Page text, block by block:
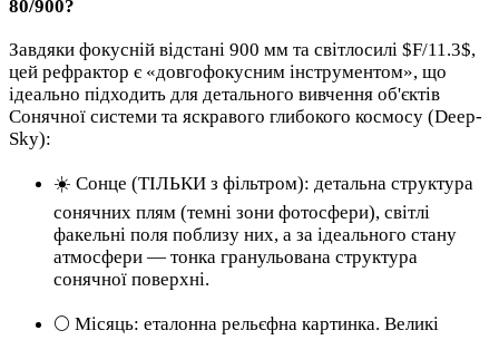
80/900?
Завдяки фокусній відстані 900 мм та світлосилі $F/11.3$,
цей рефрактор є «довгофокусним інструментом», що
ідеально підходить для детального вивчення об'єктів
Сонячної системи та яскравого глибокого космосу (Deep-
Sky):
☀️ Сонце (ТІЛЬКИ з фільтром): детальна структура
сонячних плям (темні зони фотосфери), світлі
факельні поля поблизу них, а за ідеального стану
атмосфери — тонка гранульована структура
сонячної поверхні.
🌕 Місяць: еталонна рельєфна картинка. Великі